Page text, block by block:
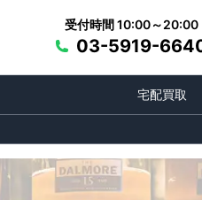
受付時間 10:00～20:00
03-5919-
宅配買取